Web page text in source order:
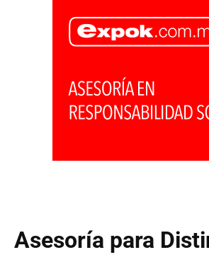
Asesoría para